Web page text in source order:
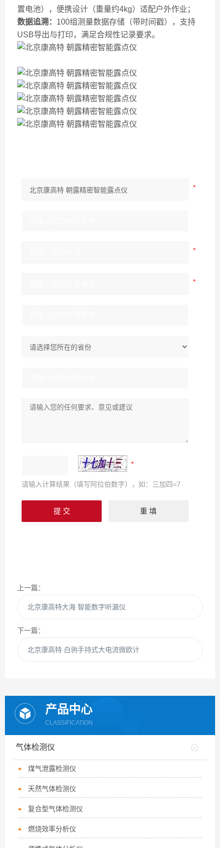
置电池），便携设计（重量约4kg）适配户外作业；
数据追溯： 100组测量数据存储（带时间戳），支持
USB导出与打印，满足合规性记录要求。
请输入计算结果（填写阿拉伯数字），如：三加四=7
上一篇：
北京康高特大海 智能数字听漏仪
下一篇：
北京康高特 白驹手持式大电流微欧计
产品中心
CLASSIFICATION
气体检测仪
煤气泄露检测仪
天然气体检测仪
复合型气体检测仪
燃烧效率分析仪